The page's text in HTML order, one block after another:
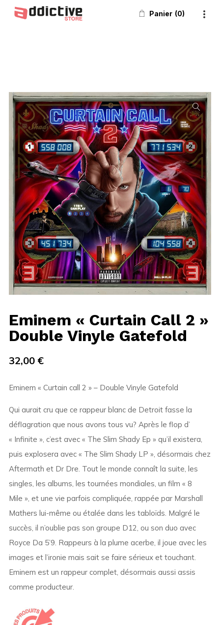
Panier 0
Eminem « Curtain Call 2 »
Double Vinyle Gatefold
32,00 €
Eminem « Curtain call 2 » – Double Vinyle Gatefold
Qui aurait cru que ce rappeur blanc de Detroit fasse la
déflagration que nous avons tous vu? Après le flop d’
« Infinite », c’est avec « The Slim Shady Ep » qu’il existera,
puis explosera avec « The Slim Shady LP », désormais chez
Aftermath et Dr Dre. Tout le monde connaît la suite, les
singles, les albums, les tournées mondiales, un film « 8
Mile », et une vie parfois compliquée, rappée par Marshall
Mathers lui-même ou étalée dans les tabloïds. Malgré le
succès, il n’oublie pas son groupe D12, ou son duo avec
Royce Da 5’9. Rappeurs à la plume acerbe, il joue avec les
images et l’ironie mais sait se faire sérieux et touchant.
Eminem est un rappeur complet, désormais aussi assis
comme producteur.